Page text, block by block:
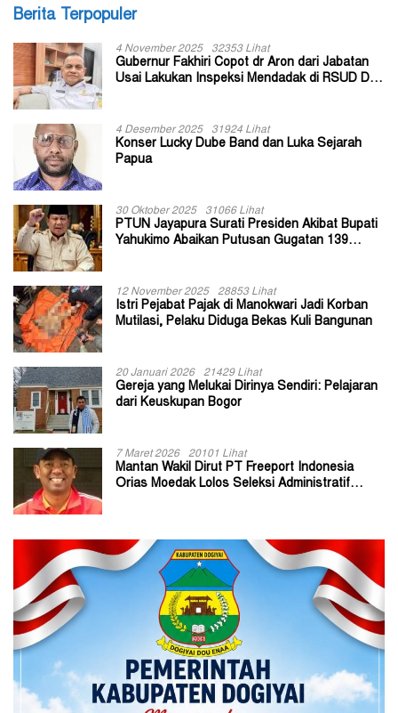
Berita Terpopuler
4 November 2025 32353 Lihat
Gubernur Fakhiri Copot dr Aron dari Jabatan
Usai Lakukan Inspeksi Mendadak di RSUD Dok
4 Desember 2025 31924 Lihat
Konser Lucky Dube Band dan Luka Sejarah
Papua
30 Oktober 2025 31066 Lihat
PTUN Jayapura Surati Presiden Akibat Bupati
Yahukimo Abaikan Putusan Gugatan 139
12 November 2025 28853 Lihat
Istri Pejabat Pajak di Manokwari Jadi Korban
Mutilasi, Pelaku Diduga Bekas Kuli Bangunan
20 Januari 2026 21429 Lihat
Gereja yang Melukai Dirinya Sendiri: Pelajaran
dari Keuskupan Bogor
7 Maret 2026 20101 Lihat
Mantan Wakil Dirut PT Freeport Indonesia
Orias Moedak Lolos Seleksi Administratif